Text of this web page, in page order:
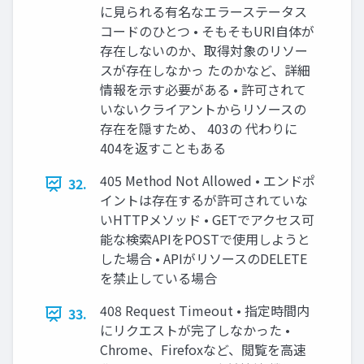
に見られる有名なエラーステータス
コードのひとつ • そもそもURI自体が
存在しないのか、取得対象のリソー
スが存在しなかっ たのかなど、詳細
情報を示す必要がある • 許可されて
いないクライアントからリソースの
存在を隠すため、 403の 代わりに
404を返すこともある
32.
405 Method Not Allowed • エンドポ
イントは存在するが許可されていな
いHTTPメソッド • GETでアクセス可
能な検索APIをPOSTで使用しようと
した場合 • APIがリソースのDELETE
を禁止している場合
33.
408 Request Timeout • 指定時間内
にリクエストが完了しなかった •
Chrome、Firefoxなど、閲覧を高速